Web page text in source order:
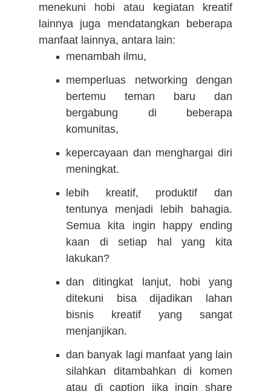
menekuni hobi atau kegiatan kreatif
lainnya juga mendatangkan beberapa
manfaat lainnya, antara lain:
menambah ilmu,
memperluas networking dengan
bertemu teman baru dan
bergabung di beberapa
komunitas,
kepercayaan dan menghargai diri
meningkat.
lebih kreatif, produktif dan
tentunya menjadi lebih bahagia.
Semua kita ingin happy ending
kaan di setiap hal yang kita
lakukan?
dan ditingkat lanjut, hobi yang
ditekuni bisa dijadikan lahan
bisnis kreatif yang sangat
menjanjikan.
dan banyak lagi manfaat yang lain
silahkan ditambahkan di komen
atau di caption jika ingin share